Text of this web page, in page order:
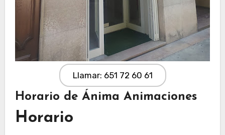
Llamar: 651 72 60 61
Horario de Ánima Animaciones
Horario